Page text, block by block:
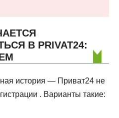
В PRIVAT24:
история — Приват24 не
. Варианты такие: